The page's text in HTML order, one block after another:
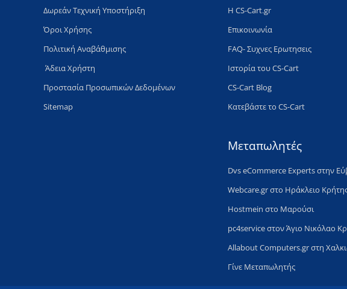
​Δωρεάν Τεχνική Υποστήριξη
Όροι Χρήσης
Πολιτική Aναβάθμισης
​ Άδεια Xρήστη
Προστασία Προσωπικών Δεδομένων
Sitemap
H CS-Cart.gr
Επικοινωνία
FAQ- Συχνες Ερωτησεις
Ιστορία του CS-Cart
CS-Cart Blog
Κατεβάστε το CS-Cart
Μεταπωλητές
Dvs eCommerce Experts στην
Webcare.gr στο Ηράκλειο
Hostmein στο Μαρούσι
pc4service στον Άγιο Νικόλαο
Allabout Computers.gr στη
Γίνε Μεταπωλητής